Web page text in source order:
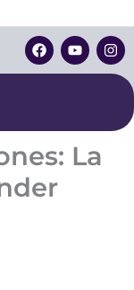
F
a
c
o
Y
o
u
e
I
n
s
r
La